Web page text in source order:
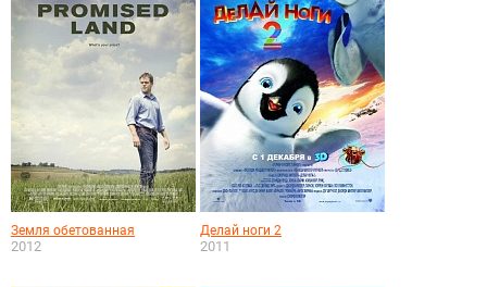
Земля обетованная
2012
Делай ноги 2
2011